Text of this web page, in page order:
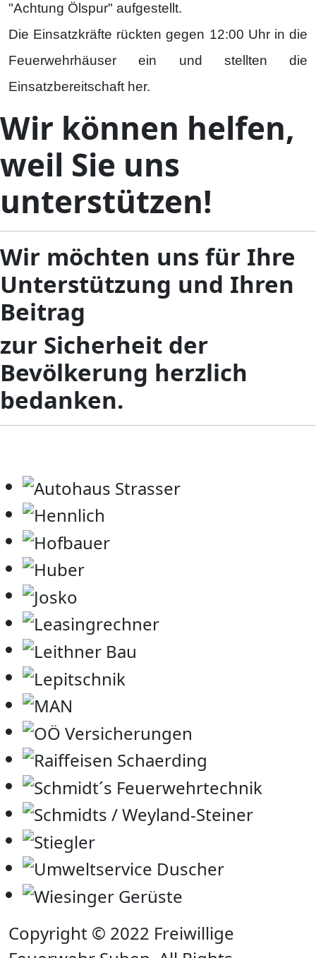
"Achtung Ölspur" aufgestellt.
Die Einsatzkräfte rückten gegen 12:00 Uhr in die
Feuerwehrhäuser ein und stellten die
Einsatzbereitschaft her.
Wir können helfen,
weil Sie uns
unterstützen!
Wir möchten uns für Ihre
Unterstützung und Ihren
Beitrag
zur Sicherheit der
Bevölkerung herzlich
bedanken.
Copyright © 2022 Freiwillige